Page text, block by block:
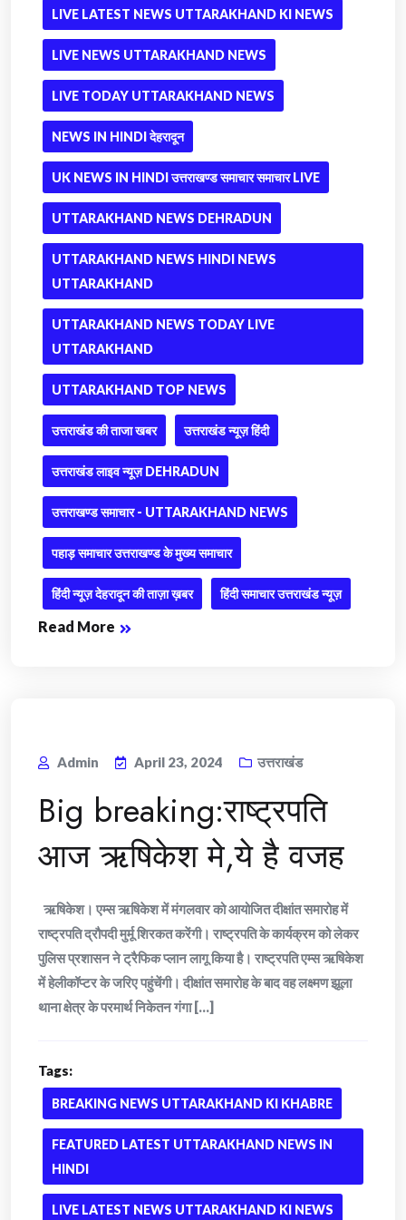
LIVE LATEST NEWS UTTARAKHAND KI NEWS
LIVE NEWS UTTARAKHAND NEWS
LIVE TODAY UTTARAKHAND NEWS
NEWS IN HINDI देहरादून
UK NEWS IN HINDI उत्तराखण्ड समाचार समाचार LIVE
UTTARAKHAND NEWS DEHRADUN
UTTARAKHAND NEWS HINDI NEWS
UTTARAKHAND
UTTARAKHAND NEWS TODAY LIVE
UTTARAKHAND
UTTARAKHAND TOP NEWS
उत्तराखंड की ताजा खबर उत्तराखंड न्यूज़ हिंदी
उत्तराखंड लाइव न्यूज़ DEHRADUN
उत्तराखण्ड समाचार - UTTARAKHAND NEWS
पहाड़ समाचार उत्तराखण्ड के मुख्य समाचार
हिंदी न्यूज़ देहरादून की ताज़ा ख़बर हिंदी समाचार उत्तराखंड न्यूज़
Read More
Admin April 23, 2024 उत्तराखंड
Big breaking:राष्ट्रपति
आज ऋषिकेश मे,ये है वजह
ऋषिकेश। एम्स ऋषिकेश में मंगलवार को आयोजित दीक्षांत समारोह में
राष्ट्रपति द्रौपदी मुर्मू शिरकत करेंगी। राष्ट्रपति के कार्यक्रम को लेकर
पुलिस प्रशासन ने ट्रैफिक प्लान लागू किया है। राष्ट्रपति एम्स ऋषिकेश
में हेलीकॉप्टर के जरिए पहुंचेंगी। दीक्षांत समारोह के बाद वह लक्ष्मण झूला
थाना क्षेत्र के परमार्थ निकेतन गंगा [...]
Tags:
BREAKING NEWS UTTARAKHAND KI KHABRE
FEATURED LATEST UTTARAKHAND NEWS IN
HINDI
LIVE LATEST NEWS UTTARAKHAND KI NEWS